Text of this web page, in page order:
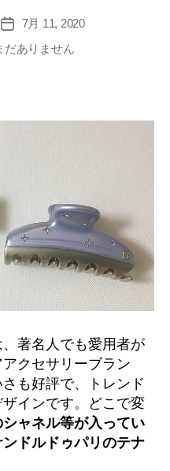
投
稿
日
7月 11, 2020
だありません
著名人でも愛用者が
クセサリーブラン
も好評で、トレンド
インです。どこで変
ャネル等が入ってい
ドルドゥパリのテナ